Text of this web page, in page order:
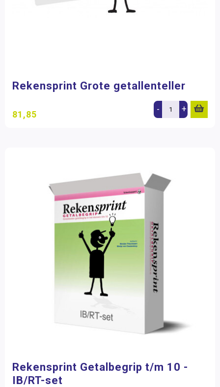
Rekensprint Grote getallenteller
81,85 - +
Rekensprint Getalbegrip t/m 10 -
IB/RT-set